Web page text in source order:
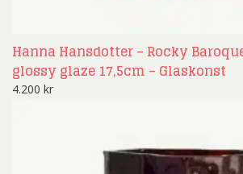
Hanna Hansdotter – Rocky
glossy glaze 17,5cm – Glaskonst
4.200 kr